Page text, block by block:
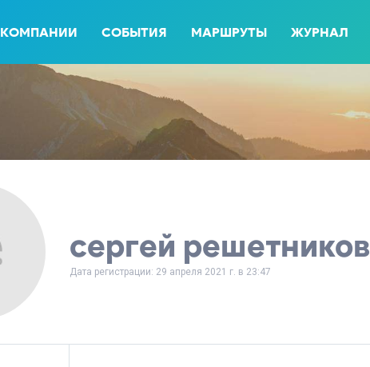
КОМПАНИИ СОБЫТИЯ МАРШРУТЫ ЖУРНАЛ
сергей решетников
Дата регистрации: 29 апреля 2021 г. в 23:47